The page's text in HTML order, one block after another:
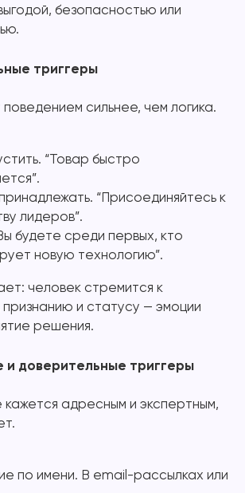
безопасностью или
триггеры
сильнее, чем логика.
“Товар быстро
“Присоединяйтесь к
лидеров”.
будете среди первых, кто
новую технологию”.
человек стремится к
и статусу — эмоции
решения.
и доверительные триггеры
кажется адресным и экспертным,
по имени. В email-рассылках или